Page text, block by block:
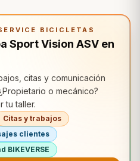
BICICLETAS
Sport Vision ASV en
citas y comunicación
o mecánico?
tu taller.
Citas y trabajos
clientes
BIKEVERSE